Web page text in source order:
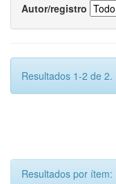
Autor/registro
Resultados 1-2 de 2.
Resultados por ítem: